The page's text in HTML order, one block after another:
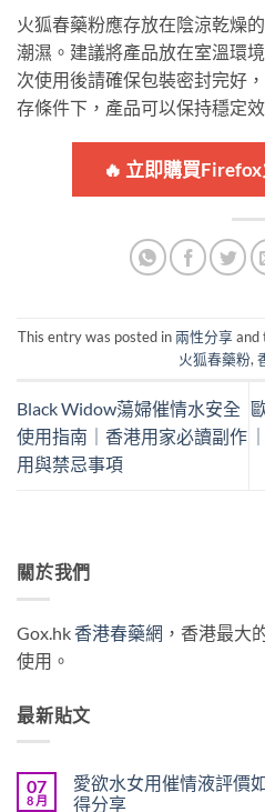
火狐春藥粉應存放在陰涼乾燥
潮濕。建議將產品放在室溫環
次使用後請確保包裝密封完好
存條件下，產品可以保持穩定
🔥 立即購買
This entry was posted in兩性分享 and
火狐春藥粉,
Black Widow蕩婦催情水安全
使用指南｜香港用家必讀副作
用與禁忌事項
關於我們
Gox.hk香港春藥網 ，香港最大
使用。
最新貼文
07
8 月
愛欲水女用催情液評價
得分享